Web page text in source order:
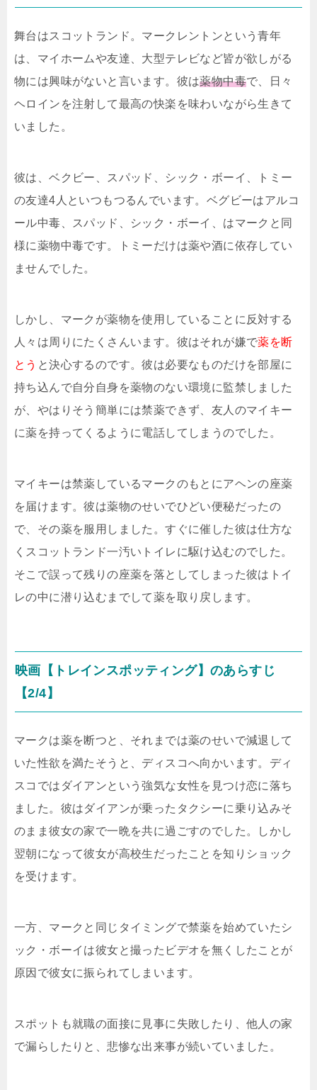
舞台はスコットランド。マークレントンという青年
は、マイホームや友達、大型テレビなど皆が欲しがる
物には興味がないと言います。彼は薬物中毒で、日々
ヘロインを注射して最高の快楽を味わいながら生きて
いました。
彼は、ベクビー、スパッド、シック・ボーイ、トミー
の友達4人といつもつるんでいます。ベグビーはアルコ
ール中毒、スパッド、シック・ボーイ、はマークと同
様に薬物中毒です。トミーだけは薬や酒に依存してい
ませんでした。
しかし、マークが薬物を使用していることに反対する
人々は周りにたくさんいます。彼はそれが嫌で薬を断
とう と決心するのです。彼は必要なものだけを部屋に
持ち込んで自分自身を薬物のない環境に監禁しました
が、やはりそう簡単には禁薬できず、友人のマイキー
に薬を持ってくるように電話してしまうのでした。
マイキーは禁薬しているマークのもとにアヘンの座薬
を届けます。彼は薬物のせいでひどい便秘だったの
で、その薬を服用しました。すぐに催した彼は仕方な
くスコットランド一汚いトイレに駆け込むのでした。
そこで誤って残りの座薬を落としてしまった彼はトイ
レの中に潜り込むまでして薬を取り戻します。
映画【トレインスポッティング】のあらすじ
【2/4】
マークは薬を断つと、それまでは薬のせいで減退して
いた性欲を満たそうと、ディスコへ向かいます。ディ
スコではダイアンという強気な女性を見つけ恋に落ち
ました。彼はダイアンが乗ったタクシーに乗り込みそ
のまま彼女の家で一晩を共に過ごすのでした。しかし
翌朝になって彼女が高校生だったことを知りショック
を受けます。
一方、マークと同じタイミングで禁薬を始めていたシ
ック・ボーイは彼女と撮ったビデオを無くしたことが
原因で彼女に振られてしまいます。
スポットも就職の面接に見事に失敗したり、他人の家
で漏らしたりと、悲惨な出来事が続いていました。